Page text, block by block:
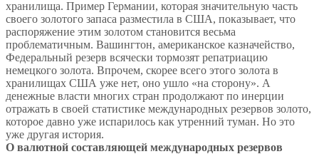
хранилища. Пример Германии, которая значительную часть
своего золотого запаса разместила в США, показывает, что
распоряжение этим золотом становится весьма
проблематичным. Вашингтон, американское казначейство,
Федеральный резерв всячески тормозят репатриацию
немецкого золота. Впрочем, скорее всего этого золота в
хранилищах США уже нет, оно ушло «на сторону». А
денежные власти многих стран продолжают по инерции
отражать в своей статистике международных резервов золото,
которое давно уже испарилось как утренний туман. Но это
уже другая история.
О валютной составляющей международных резервов